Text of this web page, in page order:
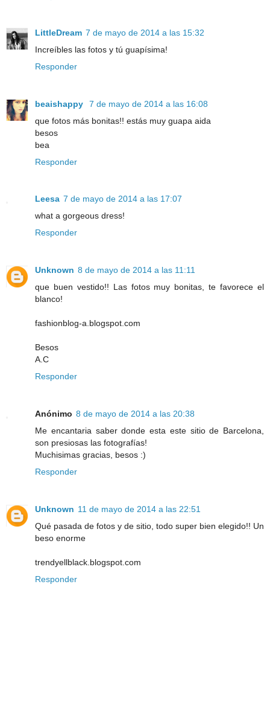
LittleDream 7 de mayo de 2014 a las 15:32
Increíbles las fotos y tú guapísima!
Responder
beaishappy
7 de mayo de 2014 a las 16:08
que fotos más bonitas!! estás muy guapa aida
besos
bea
Responder
Leesa 7 de mayo de 2014 a las 17:07
what a gorgeous dress!
Responder
Unknown 8 de mayo de 2014 a las 11:11
que buen vestido!! Las fotos muy bonitas, te favorece el
blanco!
fashionblog-a.blogspot.com
Besos
A.C
Responder
Anónimo 8 de mayo de 2014 a las 20:38
Me encantaria saber donde esta este sitio de Barcelona,
son presiosas las fotografías!
Muchisimas gracias, besos :)
Responder
Unknown 11 de mayo de 2014 a las 22:51
Qué pasada de fotos y de sitio, todo super bien elegido!! Un
beso enorme
trendyellblack.blogspot.com
Responder